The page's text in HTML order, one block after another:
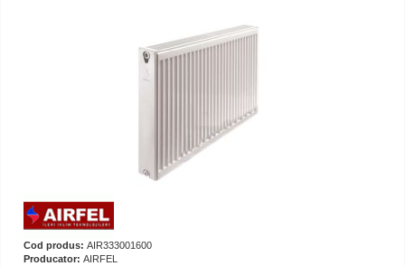
Cod produs: AIR333001600
Producator: AIRFEL